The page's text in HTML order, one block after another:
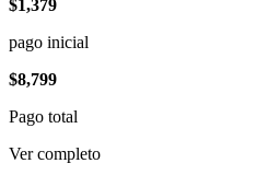
$1,379
pago inicial
$8,799
Pago total
Ver completo